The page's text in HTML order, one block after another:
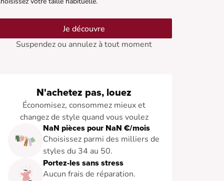
Je découvre
Suspendez ou annulez à tout moment
N'achetez pas, louez
Économisez, consommez mieux et
changez de style quand vous voulez
NaN pièces pour NaN €/mois
Choisissez parmi des milliers de
styles du 34 au 50.
Portez-les sans stress
Aucun frais de réparation.